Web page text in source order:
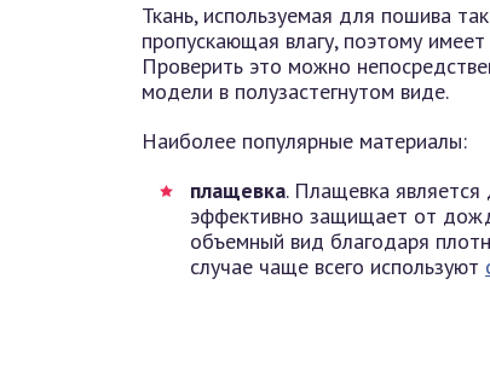
Ткань, используемая для пошива
пропускающая влагу, поэтому
Проверить это можно
модели в полузастегнутом виде.
Наиболее популярные материалы:
плащевка. Плащевка является
эффективно защищает от
объемный вид благодаря
случае чаще всего используют